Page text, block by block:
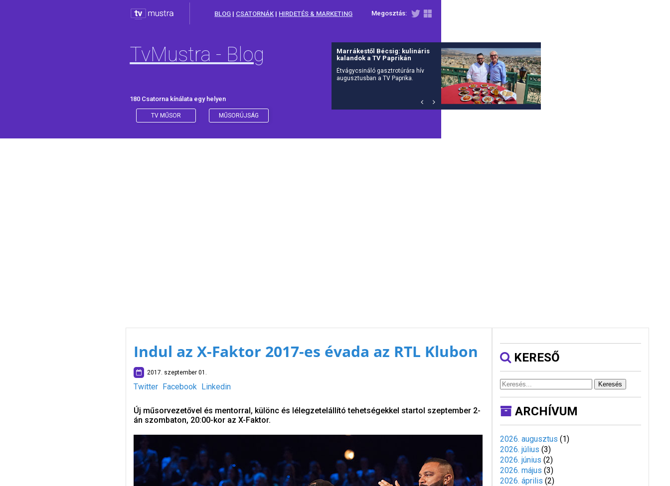
Megosztás:
BLOG | CSATORNÁK | HIRDETÉS & MARKETING
TvMustra - Blog
180 Csatorna kínálata egy helyen
TV MŰSOR MŰSORÚJSÁG
Július 27-én érkezik a The
Walking Dead: Dead City 3.
Már csak néhány nap, és visszatér
Manhattan posztapokaliptikus
debütál itthon is az AMC-n a The
Indul az X-Faktor 2017-es évada az RTL Klubon
2017. szeptember 01.
Twitter Facebook Linkedin
Új műsorvezetővel és mentorral, különc és lélegzetelállító tehetségekkel startol szeptember 2-
án szombaton, 20:00-kor az X-Faktor.
KERESŐ
Keresés
ARCHÍVUM
2026. augusztus (1)
2026. július (3)
2026. június (2)
2026. május (3)
2026. április (2)